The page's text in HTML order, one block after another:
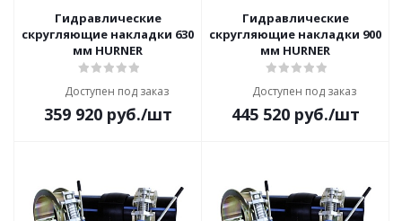
Гидравлические
скругляющие накладки 630
мм HURNER
Доступен под заказ
359 920руб./шт
Гидравлические
скругляющие накладки 900
мм HURNER
Доступен под заказ
445 520руб./шт